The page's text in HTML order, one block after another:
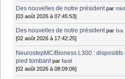
Des nouvelles de notre président par
[03 août 2026 à 07:45:53]
Des nouvelles de notre président par Isa
[02 août 2026 à 17:42:25]
NeurostepMC/Bioness L300 :
pied tombant parfarid
[02 août 2026 à 08:09:06]